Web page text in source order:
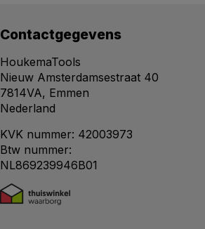
Contactgegevens
HoukemaTools
Nieuw Amsterdamsestraat 40
7814VA, Emmen
Nederland
KVK nummer: 42003973
Btw nummer:
NL869239946B01